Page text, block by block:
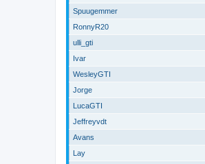
Spuugemmer
RonnyR20
ulli_gti
Ivar
WesleyGTI
Jorge
LucaGTI
Jeffreyvdt
Avans
Lay